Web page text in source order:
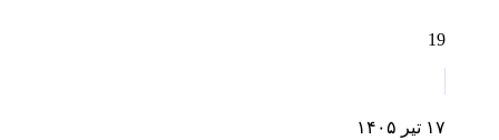
19
۱۷ تیر ۱۴۰۵